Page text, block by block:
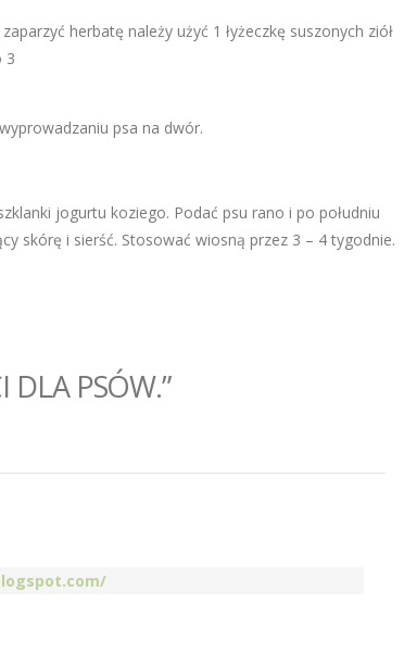
herbatę należy użyć 1 łyżeczkę suszonych ziół
3
psa na dwór.
jogurtu koziego. Podać psu rano i po południu
skórę i sierść. Stosować wiosną przez 3 – 4 tygodnie.
DLA PSÓW.”